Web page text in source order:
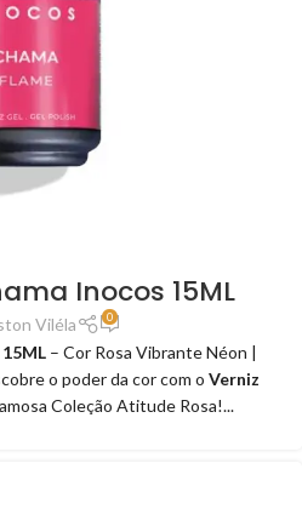
Inocos 15ML
Viléla 0
– Cor Rosa Vibrante Néon |
o poder da cor com o Verniz
Coleção Atitude Rosa!...